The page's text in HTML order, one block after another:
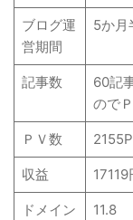
ブログ運
営期間
5か月
記事数
60記
ので
ＰＶ数
収益 17119
ドメイン
11.8